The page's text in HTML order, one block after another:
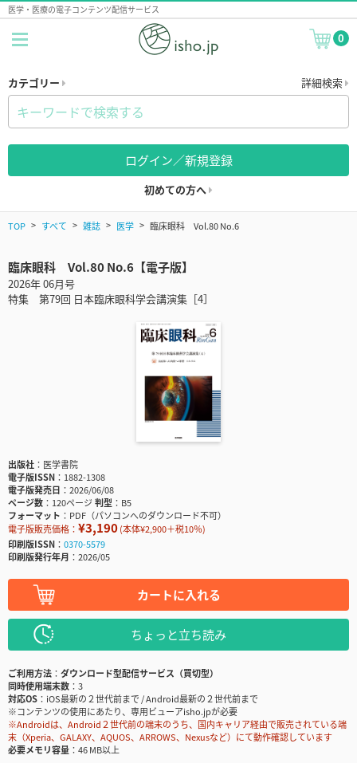
医学・医療の電子コンテンツ配信サービス
0
カテゴリー 詳細検索
ログイン／新規登録
初めての方へ
TOP すべて 雑誌 医学 臨床眼科 Vol.80 No.6
臨床眼科 Vol.80 No.6【電子版】
2026年 06月号
特集 第79回 日本臨床眼科学会講演集［4］
出版社
医学書院
電子版ISSN
1882-1308
電子版発売日
2026/06/08
ページ数
120ページ判型
B5
フォーマット
PDF（パソコンへのダウンロード不可）
電子版販売価格： ¥3,190(本体¥2,900＋税10％)
印刷版ISSN
0370-5579
印刷版発行年月
2026/05
カートに入れる
ちょっと立ち読み
ご利用方法
ダウンロード型配信サービス（買切型）
同時使用端末数
3
対応OS
iOS最新の２世代前まで / Android最新の２世代前まで
※コンテンツの使用にあたり、専用ビューアisho.jpが必要
※Androidは、Android２世代前の端末のうち、国内キャリア経由で販売されている端
末（Xperia、GALAXY、AQUOS、ARROWS、Nexusなど）にて動作確認しています
必要メモリ容量
46 MB以上